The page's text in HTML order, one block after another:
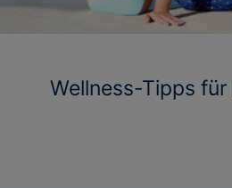
Wellness-Tipps